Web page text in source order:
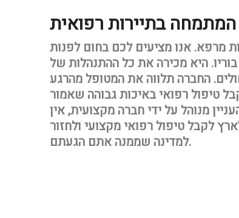
המתמחה בתיירות רפואית
מרפא. אנו מציעים לכם בחום לפנות
היא מכירה את כל ההתנהלות של
החברה תלווה את המטופל מהרגע
טיפול רפואי באיכות גבוהה שאמור
מנוהל על ידי חברה מקצועית, אין
לקבל טיפול רפואי מקצועי ולחזור
למדינה שממנה אתם הגעתם.